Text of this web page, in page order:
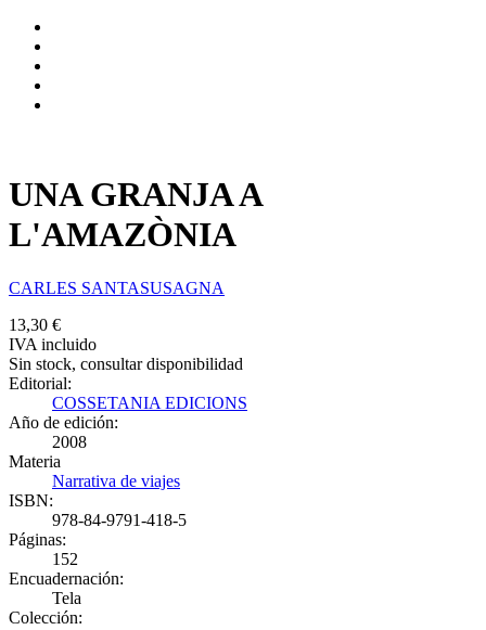
UNA GRANJA A
L'AMAZÒNIA
CARLES SANTASUSAGNA
13,30 €
IVA incluido
Sin stock, consultar disponibilidad
Editorial:
COSSETANIA EDICIONS
Año de edición:
2008
Materia
Narrativa de viajes
ISBN:
978-84-9791-418-5
Páginas:
152
Encuadernación:
Tela
Colección: